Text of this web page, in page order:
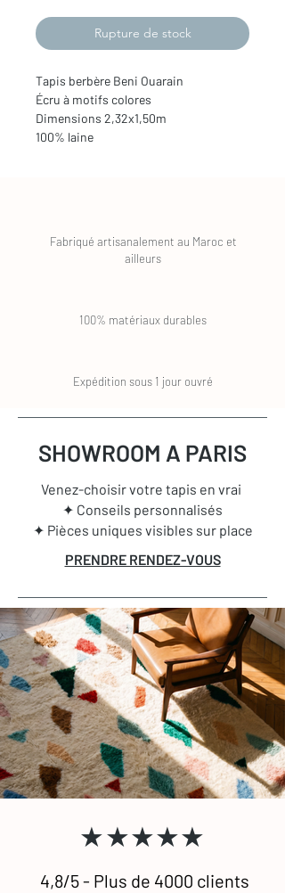
Rupture de stock
Tapis berbère Beni Ouarain
Écru à motifs colores
Dimensions 2,32x1,50m
100% laine
Fabriqué artisanalement au Maroc et
ailleurs
100% matériaux durables
Expédition sous 1 jour ouvré
SHOWROOM A PARIS
Venez-choisir votre tapis en vrai
✦ Conseils personnalisés
✦ Pièces uniques visibles sur place
PRENDRE RENDEZ-VOUS
★★★★★
4,8/5 - Plus de 4000 clients